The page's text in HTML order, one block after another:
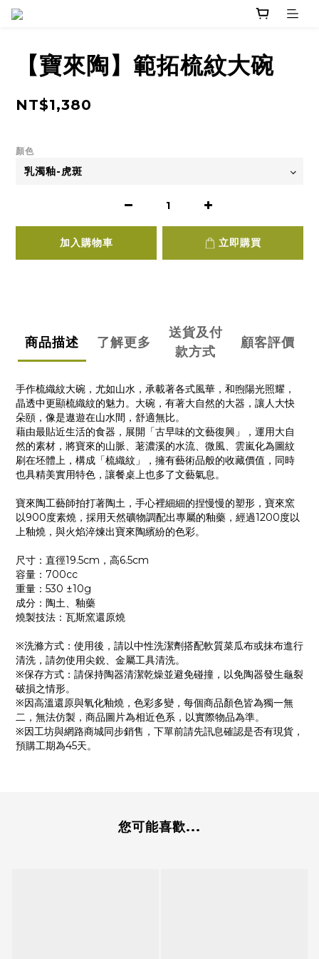
【寶來陶】範拓梳紋大碗
NT$1,380
顏色
加入購物車 立即購買
商品描述 了解更多
送貨及付
款方式
顧客評價
手作梳織紋大碗，尤如山水，承載著各式風華，和煦陽光照耀，
晶透中更顯梳織紋的魅力。大碗，有著大自然的大器，讓人大快
朵頤，像是遨遊在山水間，舒適無比。
藉由最貼近生活的食器，展開「古早味的文藝復興」，運用大自
然的素材，將寶來的山脈、荖濃溪的水流、微風、雲嵐化為圖紋
刷在坯體上，構成「梳織紋」，擁有藝術品般的收藏價值，同時
也具精美實用特色，讓餐桌上也多了文藝氣息。
寶來陶工藝師拍打著陶土，手心裡細細的捏慢慢的塑形，寶來窯
以900度素燒，採用天然礦物調配出專屬的釉藥，經過1200度以
上釉燒，與火焰淬煉出寶來陶繽紛的色彩。
尺寸：直徑19.5cm，高6.5cm
容量：700cc
重量：530 ±10g
成分：陶土、釉藥
燒製技法：瓦斯窯還原燒
※洗滌方式：使用後，請以中性洗潔劑搭配軟質菜瓜布或抹布進行
清洗，請勿使用尖銳、金屬工具清洗。
※保存方式：請保持陶器清潔乾燥並避免碰撞，以免陶器發生龜裂
破損之情形。
※因高溫還原與氧化釉燒，色彩多變，每個商品顏色皆為獨一無
二，無法仿製，商品圖片為相近色系，以實際物品為準。
※因工坊與網路商城同步銷售，下單前請先訊息確認是否有現貨，
預購工期為45天。
您可能喜歡...